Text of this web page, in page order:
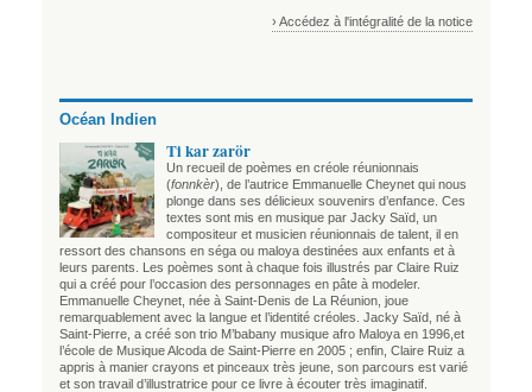
› Accédez à l'intégralité de la notice
Océan Indien
Ti kar zarör
Un recueil de poèmes en créole réunionnais
(fonnkèr), de l’autrice Emmanuelle Cheynet qui nous
plonge dans ses délicieux souvenirs d’enfance. Ces
textes sont mis en musique par Jacky Saïd, un
compositeur et musicien réunionnais de talent, il en
ressort des chansons en séga ou maloya destinées aux enfants et à
leurs parents. Les poèmes sont à chaque fois illustrés par Claire Ruiz
qui a créé pour l’occasion des personnages en pâte à modeler.
Emmanuelle Cheynet, née à Saint-Denis de La Réunion, joue
remarquablement avec la langue et l’identité créoles. Jacky Saïd, né à
Saint-Pierre, a créé son trio M’babany musique afro Maloya en 1996,et
l’école de Musique Alcoda de Saint-Pierre en 2005 ; enfin, Claire Ruiz a
appris à manier crayons et pinceaux très jeune, son parcours est varié
et son travail d’illustratrice pour ce livre à écouter très imaginatif.